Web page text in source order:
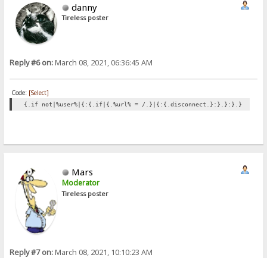
danny
Tireless poster
Reply #6 on:March 08, 2021, 06:36:45 AM
Code: [Select]
{.if not|%user%|{:{.if|{.%url% = /.}|{:{.disconnect.}:}.}:}.}
Mars
Moderator
Tireless poster
Reply #7 on:March 08, 2021, 10:10:23 AM